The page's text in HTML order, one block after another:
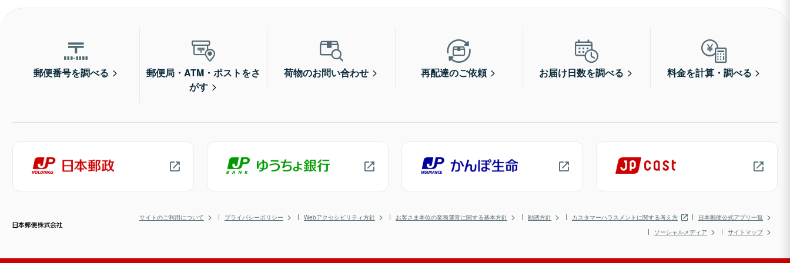
郵便番号を調べる
郵便局・ATM・ポストをさ
がす
荷物のお問い合わせ 再配達のご依頼 お届け日数を調べる 料金を計算・調べる
サイトのご利用について プライバシーポリシー Webアクセシビリティ方針 お客さま本位の業務運営に関する基本方針 勧誘方針 カスタマーハラスメントに関する考え方
日本郵便公式アプリ一覧
ソーシャルメディア
サイトマップ